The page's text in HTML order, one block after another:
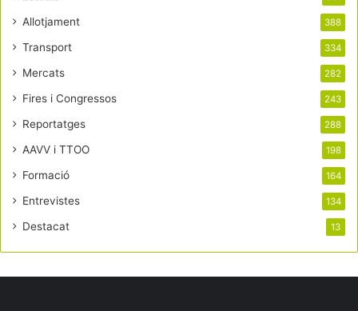
Allotjament 388
Transport 334
Mercats 282
Fires i Congressos 243
Reportatges 288
AAVV i TTOO 198
Formació 164
Entrevistes 134
Destacat 13